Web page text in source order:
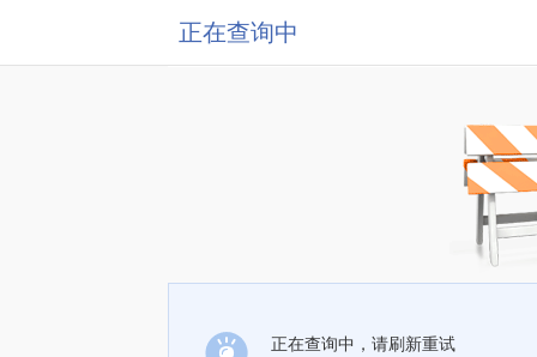
正在查询中
正在查询中，请刷新重试